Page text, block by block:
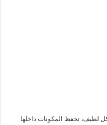
لطيف، تحفظ المكونات داخلها